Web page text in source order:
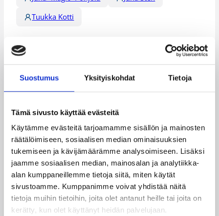
Suostumus Yksityiskohdat Tietoja
Tämä sivusto käyttää evästeitä
Käytämme evästeitä tarjoamamme sisällön ja mainosten
räätälöimiseen, sosiaalisen median ominaisuuksien
tukemiseen ja kävijämäärämme analysoimiseen. Lisäksi
jaamme sosiaalisen median, mainosalan ja analytiikka-
alan kumppaneillemme tietoja siitä, miten käytät
sivustoamme. Kumppanimme voivat yhdistää näitä
tietoja muihin tietoihin, joita olet antanut heille tai joita on
kerätty, kun olet käyttänyt heidän palvelujaan.
Tuukka Kotti
Kategoriat
Suomalaiset ulkomailla
Katso myös